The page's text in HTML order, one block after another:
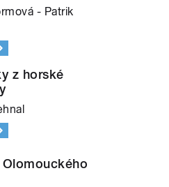
- Patrik
z horské